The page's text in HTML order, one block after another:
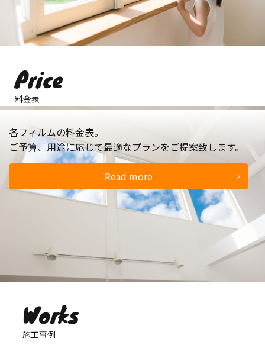
Price
料金表
各フィルムの料金表。
ご予算、用途に応じて最適なプランをご提案致します。
Read more
Works
施工事例